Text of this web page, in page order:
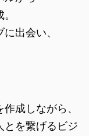
出会い、
成しながら、
とを繋げるビジ